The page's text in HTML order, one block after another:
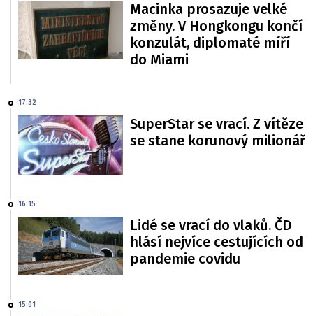
Macinka prosazuje velké
změny. V Hongkongu končí
konzulát, diplomaté míří
do Miami
17:32
SuperStar se vrací. Z vítěze
se stane korunový milionář
16:15
Lidé se vrací do vlaků. ČD
hlásí nejvíce cestujících od
pandemie covidu
15:01